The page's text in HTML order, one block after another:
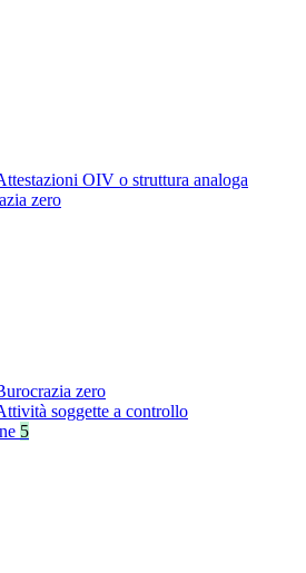
OIV o struttura analoga
zero
zero
soggette a controllo
5